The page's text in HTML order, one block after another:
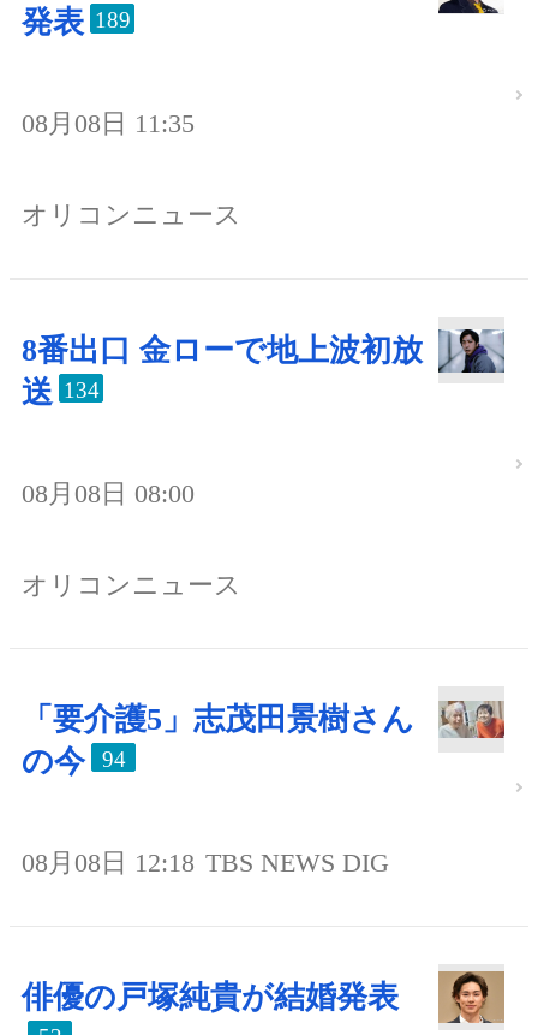
発表 189
08月08日 11:35
オリコンニュース
8番出口 金ローで地上波初放
送 134
08月08日 08:00
オリコンニュース
「要介護5」志茂田景樹さん
の今
94
08月08日 12:18 TBS NEWS DIG
俳優の戸塚純貴が結婚発表